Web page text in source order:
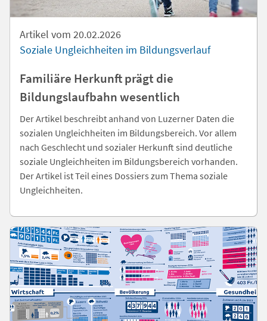
Artikel vom 20.02.2026
Soziale Ungleichheiten im Bildungsverlauf
Familiäre Herkunft prägt die
Bildungslaufbahn wesentlich
Der Artikel beschreibt anhand von Luzerner Daten die
sozialen Ungleichheiten im Bildungsbereich. Vor allem
nach Geschlecht und sozialer Herkunft sind deutliche
soziale Ungleichheiten im Bildungsbereich vorhanden.
Der Artikel ist Teil eines Dossiers zum Thema soziale
Ungleichheiten.